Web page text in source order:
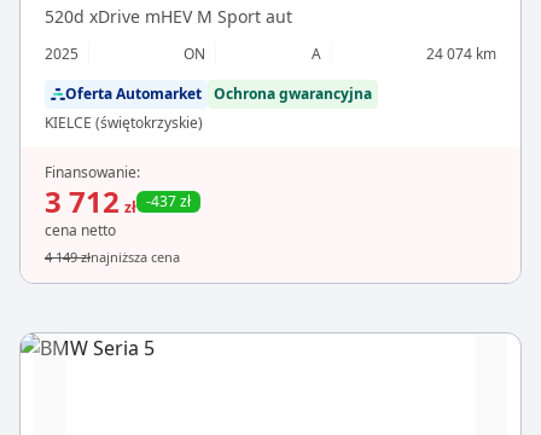
520d xDrive mHEV M Sport aut
2025 ON A
24 074 km
Oferta Automarket Ochrona gwarancyjna
KIELCE (świętokrzyskie)
Finansowanie:
3 712 zł -437 zł
cena netto
4 149 złnajniższa cena